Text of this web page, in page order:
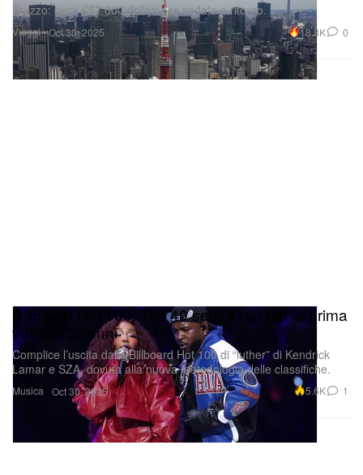
Viaggi
Prezzo: circa 657.000 dollari per andata e ritorno.
Oct 30, 2025 18.8K 0
Musica
Billboard Hot 100: Top 40 senza rap per la prima
volta in 35 anni
Complice l’uscita dalla Billboard Hot 100 di “luther” di Kendrick
Lamar e SZA, dovuta alla nuova metodologia delle classifiche.
Oct 30, 2025 5.6K 1